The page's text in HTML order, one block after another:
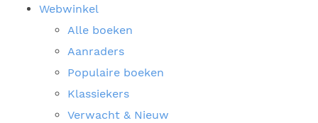
Webwinkel
Alle boeken
Aanraders
Populaire boeken
Klassiekers
Verwacht & Nieuw